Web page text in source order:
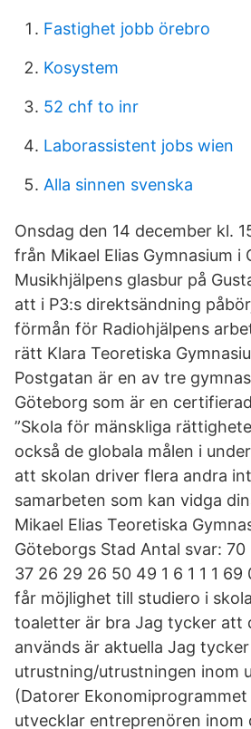
Fastighet jobb örebro
Kosystem
52 chf to inr
Laborassistent jobs wien
Alla sinnen svenska
Onsdag den 14 december kl.
från Mikael Elias Gymnasium i
Musikhjälpens glasbur på
att i P3:s direktsändning
förmån för Radiohjälpens
rätt Klara Teoretiska
Postgatan är en av tre
Göteborg som är en
”Skola för mänskliga
också de globala målen i
att skolan driver flera andra
samarbeten som kan vidga
Mikael Elias Teoretiska
Göteborgs Stad Antal svar: 70
37 26 29 26 50 49 1 6 1 1 1 69
får möjlighet till studiero i
toaletter är bra Jag tycker att
används är aktuella Jag
utrustning/utrustningen inom
(Datorer
utvecklar entreprenören inom